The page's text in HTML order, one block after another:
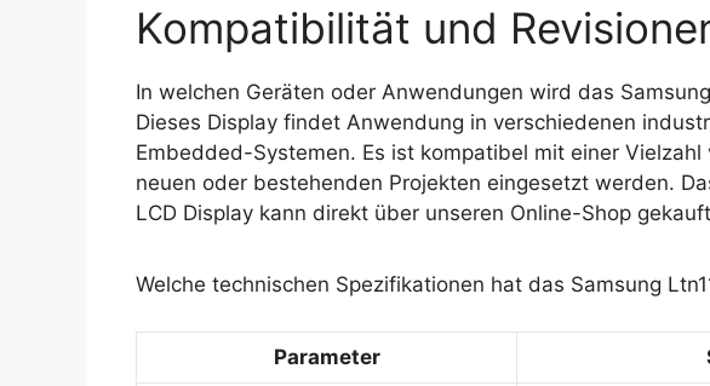
Kompatibilität und
In welchen Geräten oder Anwendungen wird das
Dieses Display findet Anwendung in verschiedenen
Embedded-Systemen. Es ist kompatibel mit einer
neuen oder bestehenden Projekten eingesetzt werden.
LCD Display kann direkt über unseren Online-Shop
Welche technischen Spezifikationen hat das Samsung
Parameter